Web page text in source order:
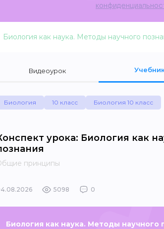
Биология как наука. Методы научного
Видеоурок
Биология 10 класс Биология 10 класс
урока: Биология как
принципы
5098 0
Биология как наука. Методы научного